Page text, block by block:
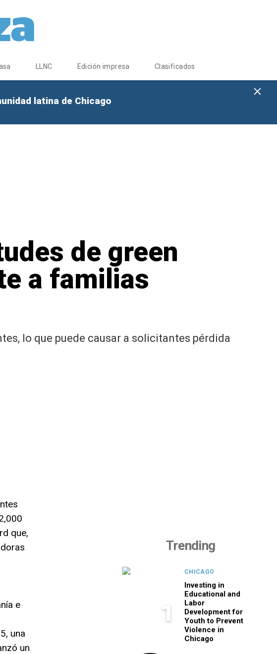
LLNC Edición impresa Clasificados
latina de Chicago
de green
a familias
lo que puede causar a solicitantes pérdida
que,
e
una
un
Trending
1
CHICAGO
Investing in
Educational and
Labor
Development for
Youth to Prevent
Violence in
Chicago